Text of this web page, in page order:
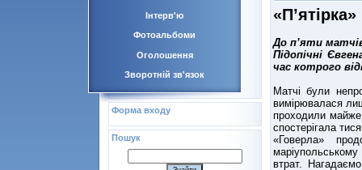
Інтерв'ю
Фотоальбоми
Оголошення
Зворотній зв'язок
Форма входу
Пошук
До п’яти
Підопічні
час котрого
Матчі були
вимірювалася
проходили
спостерігала
«Говерла»
втрат.